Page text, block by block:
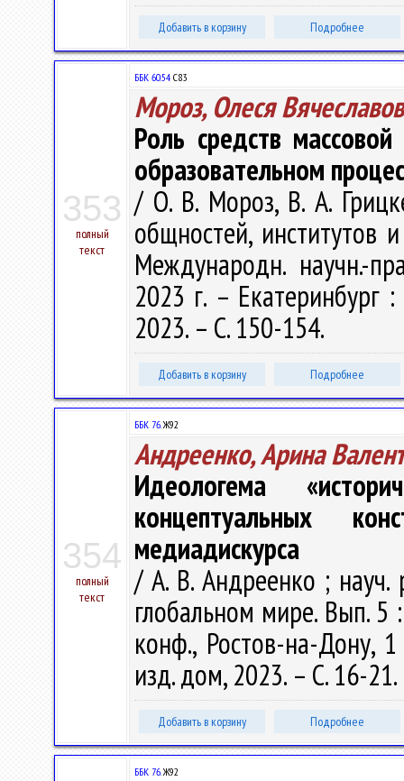
Добавить в корзину Подробнее
353
полный
текст
ББК 60.54 С83
Мороз, Олеся
Роль средств
образовательном
/ О. В. Мороз, В. А.
общностей,
Международн. научн.-
2023 г. – Екатеринбург :
2023. – С. 150-154.
Добавить в корзину Подробнее
354
полный
текст
ББК 76.Ж92
Андреенко, Арина
Идеологема
концептуальных
медиадискурса
/ А. В. Андреенко ; науч.
глобальном мире. Вып. 5
конф., Ростов-на-Дону,
изд. дом, 2023. – С. 16-21.
Добавить в корзину Подробнее
ББК 76.Ж92